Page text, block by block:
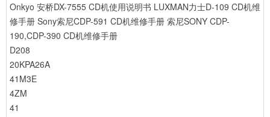
Onkyo 安桥DX-7555 CD机使用说明书 LUXMAN力士D-109 CD机维
修手册 Sony索尼CDP-591 CD机维修手册 索尼SONY CDP-
190,CDP-390 CD机维修手册
D208
20KPA26A
41M3E
4ZM
41